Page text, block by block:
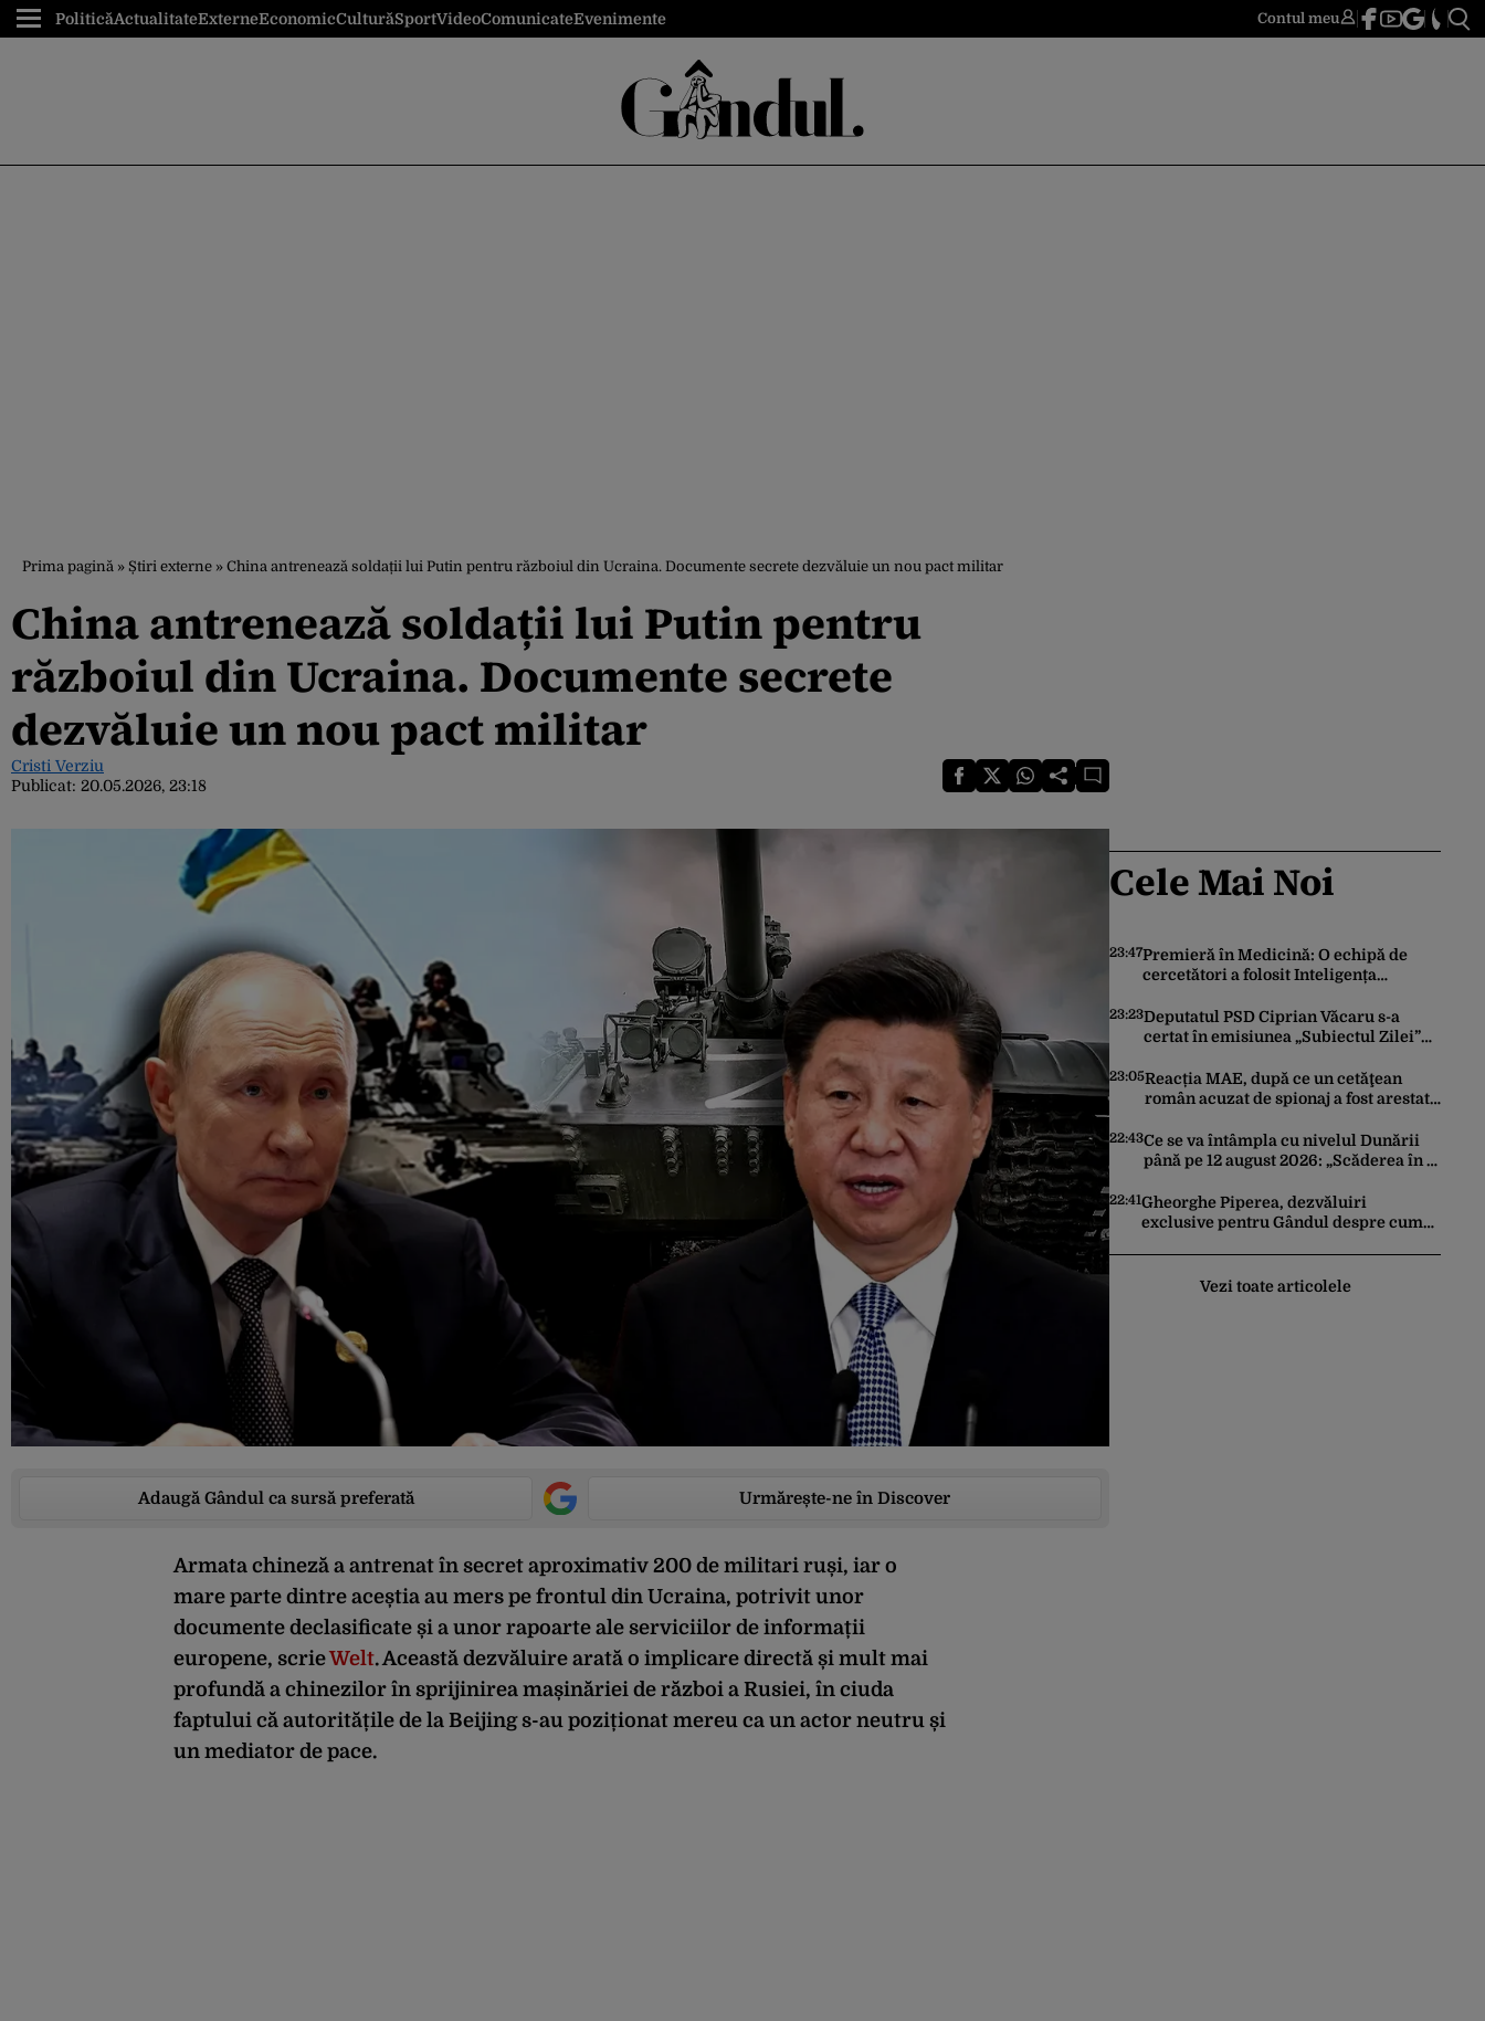
PoliticăActualitateExterneEconomicCulturăSportVideoComunicateEvenimente Contul meu
Prima pagină » Știri externe » China antrenează soldații lui Putin pentru războiul din Ucraina. Documente secrete dezvăluie un nou pact militar
China antrenează soldații lui Putin pentru
războiul din Ucraina. Documente secrete
dezvăluie un nou pact militar
Cristi Verziu
Publicat: 20.05.2026, 23:18
Adaugă Gândul ca sursă preferată Urmărește-ne în Discover
Armata chineză a antrenat în secret aproximativ 200 de militari ruși, iar o
mare parte dintre aceștia au mers pe frontul din Ucraina, potrivit unor
documente declasificate și a unor rapoarte ale serviciilor de informații
europene, scrieWelt. Această dezvăluire arată o implicare directă și mult mai
profundă a chinezilor în sprijinirea mașinăriei de război a Rusiei, în ciuda
faptului că autoritățile de la Beijing s-au poziționat mereu ca un actor neutru și
un mediator de pace.
Cele Mai Noi
23:47Premieră în Medicină: O echipă de
cercetători a folosit Inteligența
virusuri sintetice la tratarea de E.coli
23:23Deputatul PSD Ciprian Văcaru s-a
certat în emisiunea „Subiectul Zilei”
deficitul fiind motivul scandalului
23:05Reacția MAE, după ce un cetăţean
român acuzat de spionaj a fost arestat
ucrainean ca să asasineze un
producător de drone
22:43Ce se va întâmpla cu nivelul Dunării
până pe 12 august 2026: „Scăderea în 7
22:41Gheorghe Piperea, dezvăluiri
exclusive pentru Gândul despre cum
să îl pună „la respect” pe Trump
Vezi toate articolele